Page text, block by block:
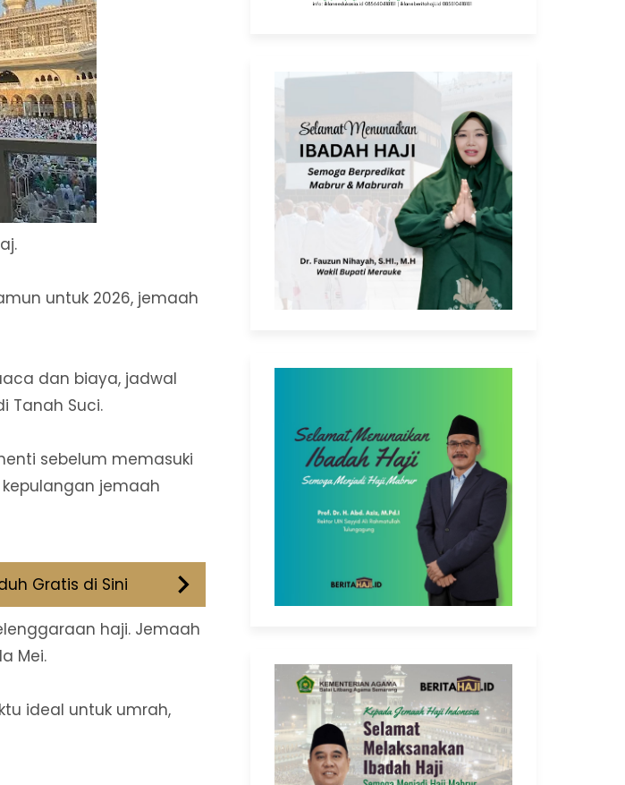
untuk 2026, jemaah
dan biaya, jadwal
Tanah Suci.
sebelum memasuki
jemaah
Gratis di Sini
haji. Jemaah
Mei.
ideal untuk umrah,